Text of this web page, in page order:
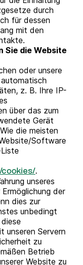
durch
für dessen
mit den
Sie die Website
oder unsere
z. B. Ihre IP-
über das zum
Gerät
die meisten
Software
cookies/.
unseres
der
dies zur
unbedingt
unseren Servern
zu
Betrieb
Website zu